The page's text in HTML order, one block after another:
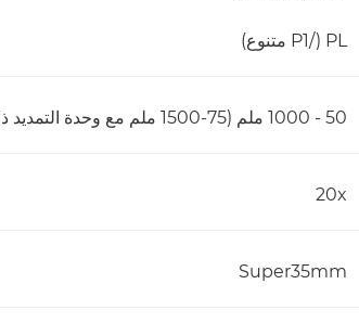
PL ‏(/P1 متنوع)
50 - 1000 ملم (75-1500 ملم مع وحدة التمديد ذات المدى 1.5x)
20x
Super35mm